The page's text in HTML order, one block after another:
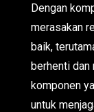
Dengan
merasakan
baik,
berhenti dan
komponen
untuk